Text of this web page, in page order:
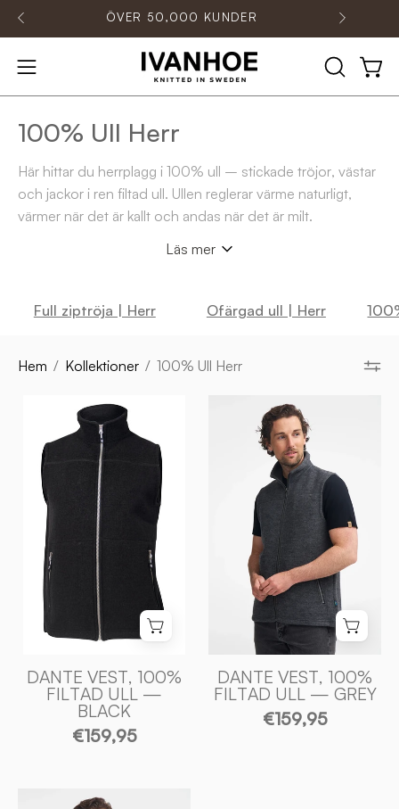
Hoppa
ÖVER 50,000 KUNDER
Öppna
navigationsmenyn
ÖPPNA
100% Ull Herr
Här hittar du herrplagg i 100% ull – stickade tröjor, västar
och jackor i ren filtad ull. Ullen reglerar värme naturligt,
värmer när det är kallt och andas när det är milt.
samtidigt som den känns mjuk mot kroppen.
användning.
Läs mer
Full ziptröja | Herr Ofärgad ull | Herr
Hem / Kollektioner / 100% Ull Herr
DANTE
VEST,
100%
Ivanhoe
Sweden
DANTE VEST, 100%
FILTAD ULL —
BLACK
€159,95
DANTE
VEST,
100%
FILTAD
ULL
—
GREY
Ivanhoe
of
Sweden
DANTE VEST, 100%
FILTAD ULL — GREY
€159,95
DANTE